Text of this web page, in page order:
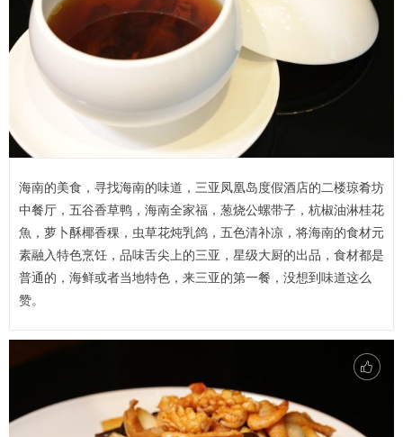
海南的美食，寻找海南的味道，三亚凤凰岛度假酒店的二楼琼肴坊
中餐厅，五谷香草鸭，海南全家福，葱烧公螺带子，杭椒油淋桂花
魚，萝卜酥椰香稞，虫草花炖乳鸽，五色清补凉，将海南的食材元
素融入特色烹饪，品味舌尖上的三亚，星级大厨的出品，食材都是
普通的，海鲜或者当地特色，来三亚的第一餐，没想到味道这么
赞。